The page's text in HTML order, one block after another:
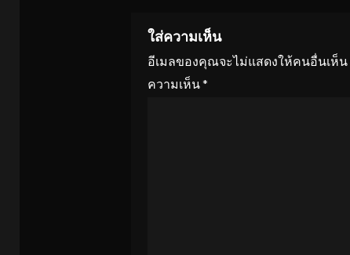
ใส่ความเห็น
อีเมลของคุณจะไม่แสดงให้คนอื่นเห็น
ความเห็น*